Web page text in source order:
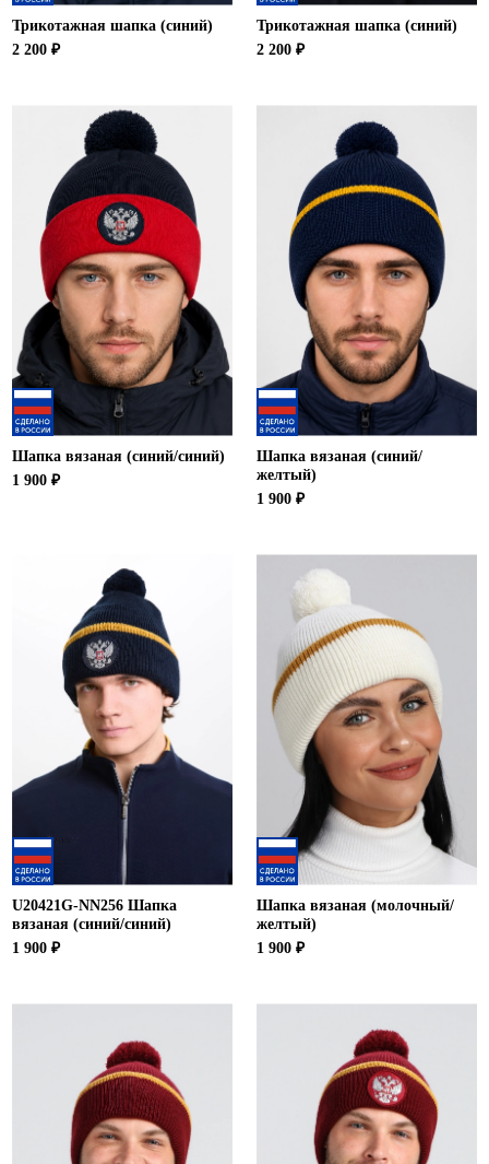
Трикотажная шапка (синий)
2 200 ₽
Трикотажная шапка (синий)
2 200 ₽
Шапка вязаная (синий/синий)
1 900 ₽
Шапка вязаная (синий/
желтый)
1 900 ₽
U20421G-NN256 Шапка
вязаная (синий/синий)
1 900 ₽
Шапка вязаная (молочный/
желтый)
1 900 ₽